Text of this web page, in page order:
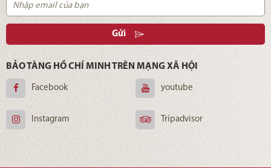
Gửi
BẢO TÀNG HỒ CHÍ MINH TRÊN MẠNG XÃ HỘI
Facebook youtube
Instagram Tripadvisor